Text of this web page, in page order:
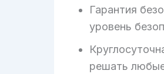
Гарантия
уровень
решать